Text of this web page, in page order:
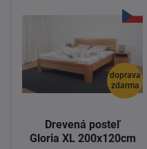
doprava
zdarma
Drevená posteľ
Gloria XL 200x120cm